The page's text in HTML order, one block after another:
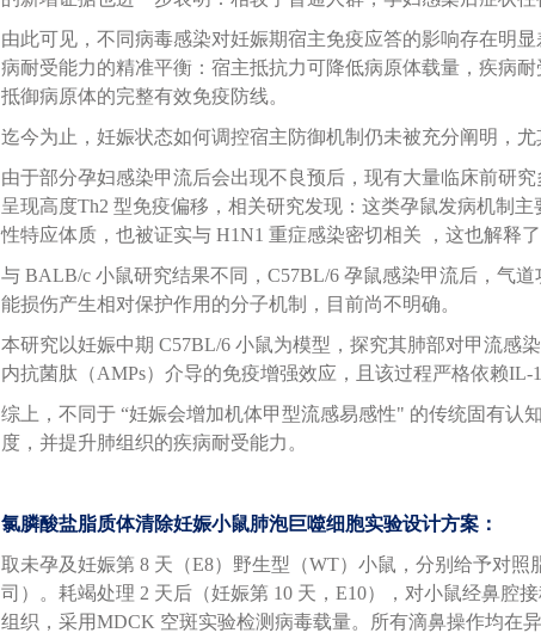
由此可见，不同病毒感染对妊娠期宿主免疫应答的影响存在明
病耐受能力的精准平衡：宿主抵抗力可降低病原体载量，疾病
抵御病原体的完整有效免疫防线。
迄今为止，妊娠状态如何调控宿主防御机制仍未被充分阐明，
由于部分孕妇感染甲流后会出现不良预后，现有大量临床前研
呈现高度Th2 型免疫偏移，相关研究发现：这类孕鼠发病机制
性特应体质，也被证实与 H1N1 重症感染密切相关 ，这也解释
与 BALB/c 小鼠研究结果不同，C57BL/6 孕鼠感染甲流后，气
能损伤产生相对保护作用的分子机制，目前尚不明确。
本研究以妊娠中期 C57BL/6 小鼠为模型，探究其肺部对甲流感
内抗菌肽（AMPs）介导的免疫增强效应，且该过程严格依赖IL-
综上，不同于 “妊娠会增加机体甲型流感易感性" 的传统固有认
度，并提升肺组织的疾病耐受能力。
氯膦酸盐脂质体清除妊娠小鼠肺泡巨噬细胞实验设计方案：
取未孕及妊娠第 8 天（E8）野生型（WT）小鼠，分别给予对
司）。耗竭处理 2 天后（妊娠第 10 天，E10），对小鼠经鼻腔
组织，采用MDCK 空斑实验检测病毒载量。所有滴鼻操作均在